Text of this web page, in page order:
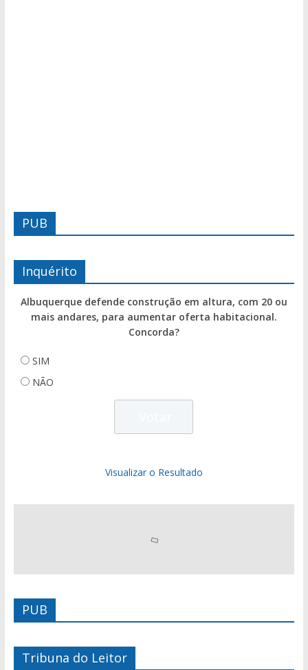
PUB
Inquérito
Albuquerque defende construção em altura, com 20 ou
mais andares, para aumentar oferta habitacional.
Concorda?
SIM
NÃO
Visualizar o Resultado
PUB
Tribuna do Leitor